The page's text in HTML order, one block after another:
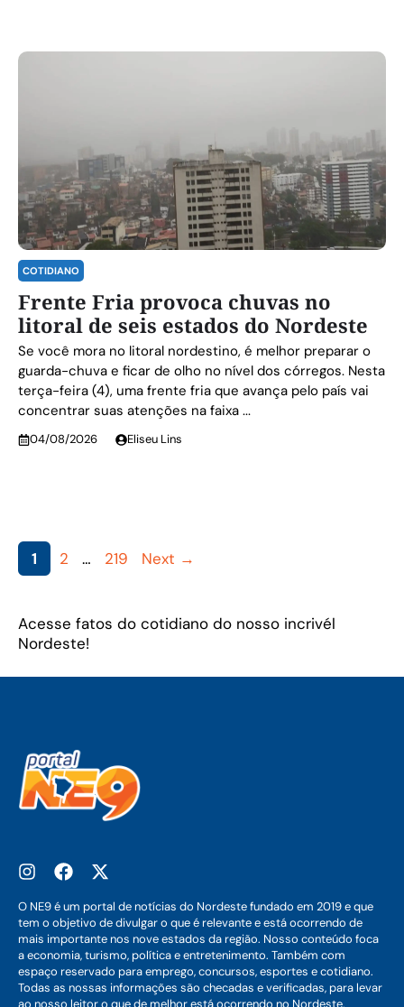
COTIDIANO
Frente Fria provoca chuvas no
litoral de seis estados do Nordeste
Se você mora no litoral nordestino, é melhor preparar o
guarda-chuva e ficar de olho no nível dos córregos. Nesta
terça-feira (4), uma frente fria que avança pelo país vai
concentrar suas atenções na faixa ...
04/08/2026 Eliseu Lins
Page
1 Page
2 … Page
219 Next →
Acesse fatos do cotidiano do nosso incrivél
Nordeste!
O NE9 é um portal de notícias do Nordeste fundado em 2019 e que
tem o objetivo de divulgar o que é relevante e está ocorrendo de
mais importante nos nove estados da região. Nosso conteúdo foca
a economia, turismo, política e entretenimento. Também com
espaço reservado para emprego, concursos, esportes e cotidiano.
Todas as nossas informações são checadas e verificadas, para levar